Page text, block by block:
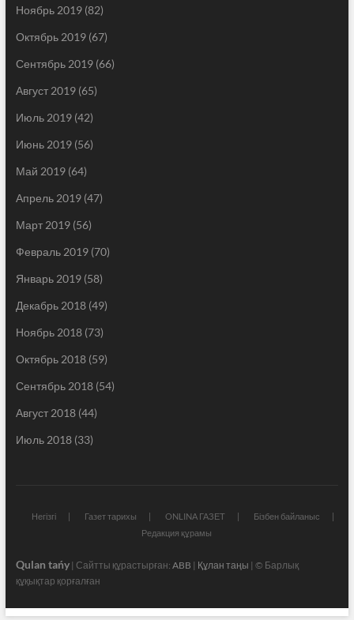
Ноябрь 2019(82)
Октябрь 2019(67)
Сентябрь 2019(66)
Август 2019(65)
Июль 2019(42)
Июнь 2019(56)
Май 2019(64)
Апрель 2019(47)
Март 2019(56)
Февраль 2019(70)
Январь 2019(58)
Декабрь 2018(49)
Ноябрь 2018(73)
Октябрь 2018(59)
Сентябрь 2018(54)
Август 2018(44)
Июль 2018(33)
Негізгі Газет тарихы ONLINA ГАЗЕТ
Бізбен байланыс
Редакция құрамы
Qulan tańy| Сайтты құрастырған: ABB | Құлан таңы | © Барлық
құқықтар қорғалған